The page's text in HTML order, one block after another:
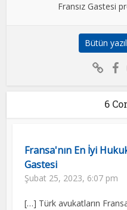
Fransız Gastesi
Bütün
6
Fransa'nın En İyi
Gastesi
Şubat 25, 2023, 6:07 pm
[…] Türk avukatların